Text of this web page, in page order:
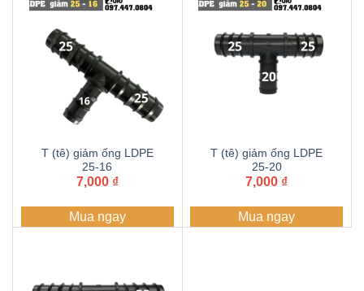
T (tê) giảm ống LDPE
25-16
7,000 ₫
Mua ngay
T (tê) giảm ống LDPE
25-20
7,000 ₫
Mua ngay